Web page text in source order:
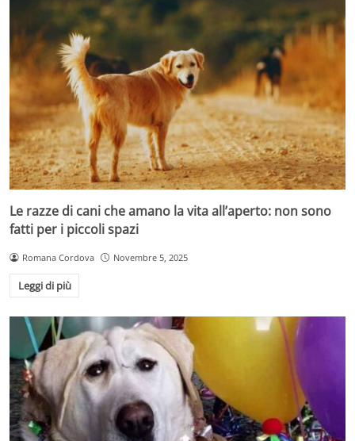
Le razze di cani che amano la vita all’aperto: non sono
fatti per i piccoli spazi
Romana Cordova Novembre 5, 2025
Leggi di più